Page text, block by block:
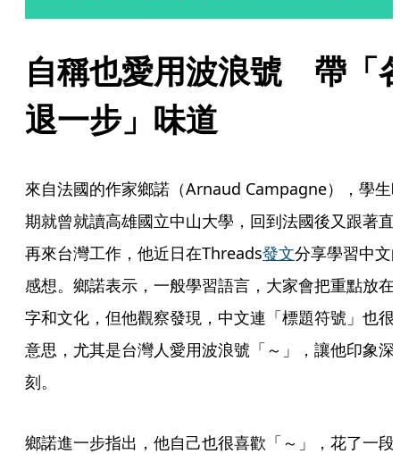
自稱也愛用波浪號　帶「
退一步」味道
來自法國的作家鄉諾（Arnaud Campagne），學生
期就曾就讀高雄國立中山大學，回到法國後又跟著直
再來台灣工作，他近日在Threads發文分享學習中文
感想。鄉諾表示，一般學習語言，大家會把重點放在
字和文化，但他觀察發現，中文連「標題符號」也很
意思，尤其是台灣人愛用波浪號「～」，讓他印象深
刻。
鄉諾進一步指出，他自己也很喜歡「～」，花了一段